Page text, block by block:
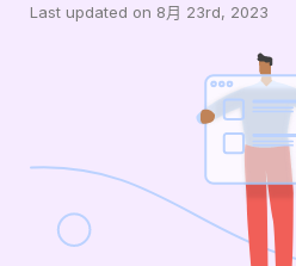
Last updated on 8月 23rd, 2023